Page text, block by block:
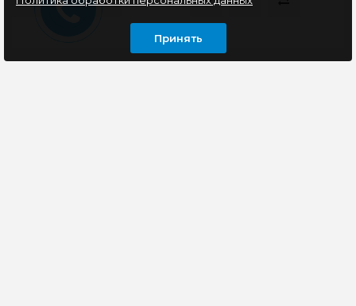
Принять